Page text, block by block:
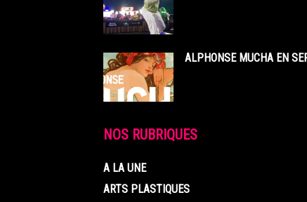
ALPHONSE MUCHA EN
NOS RUBRIQUES
A LA UNE
ARTS PLASTIQUES